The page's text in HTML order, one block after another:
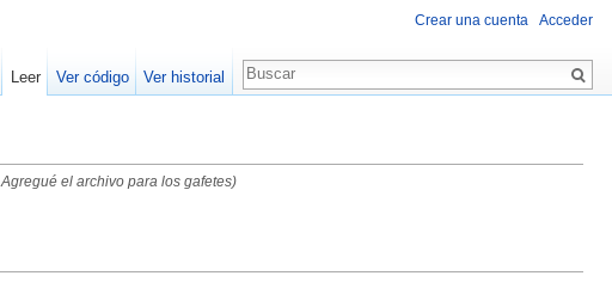
Agregué el archivo para los gafetes)
Crear una cuenta Acceder
Leer Ver código Ver historial